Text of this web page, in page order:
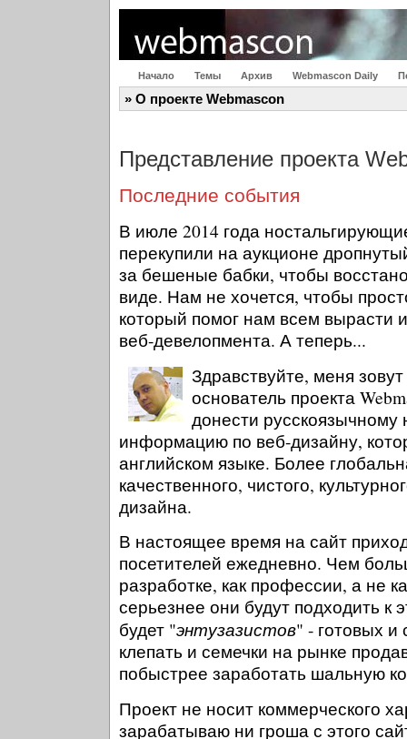
Начало Темы Архив Webmascon Daily
» О проекте Webmascon
Представление проекта
Последние события
В июле 2014 года
перекупили на аукционе
за бешеные бабки, чтобы
виде. Нам не хочется, чтобы
который помог нам всем вырасти
веб-девелопмента. А теперь...
Здравствуйте, меня
основатель проекта
донести
информацию по веб-дизайну,
английском языке. Более
качественного, чистого,
дизайна.
В настоящее время на сайт
посетителей ежедневно. Чем
разработке, как профессии, а не
серьезнее они будут подходить к
будет "энтузазистов" - готовых и
клепать и семечки на рынке
побыстрее заработать шальную
Проект не носит коммерческого
зарабатываю ни гроша с этого